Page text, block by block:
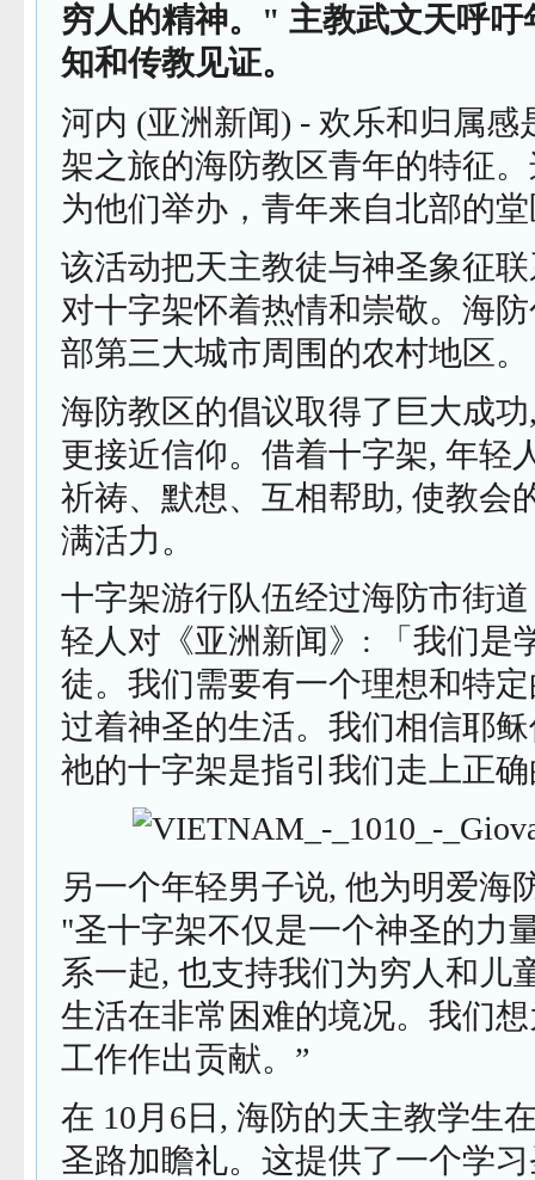
穷人的精神。" 主教武文天呼吁
知和传教见证。
河内 (亚洲新闻) - 欢乐和归属感
架之旅的海防教区青年的特征
为他们举办，青年来自北部的
该活动把天主教徒与神圣象征
对十字架怀着热情和崇敬。海
部第三大城市周围的农村地区。
海防教区的倡议取得了巨大成
更接近信仰。借着十字架, 年轻
祈祷、默想、互相帮助, 使教会
满活力。
十字架游行队伍经过海防市街
轻人对《亚洲新闻》: 「我们是
徒。我们需要有一个理想和特
过着神圣的生活。我们相信耶
祂的十字架是指引我们走上正
另一个年轻男子说, 他为明爱海
"圣十字架不仅是一个神圣的力
系一起, 也支持我们为穷人和儿
生活在非常困难的境况。我们
工作作出贡献。”
在 10月6日, 海防的天主教学生
圣路加瞻礼。这提供了一个学